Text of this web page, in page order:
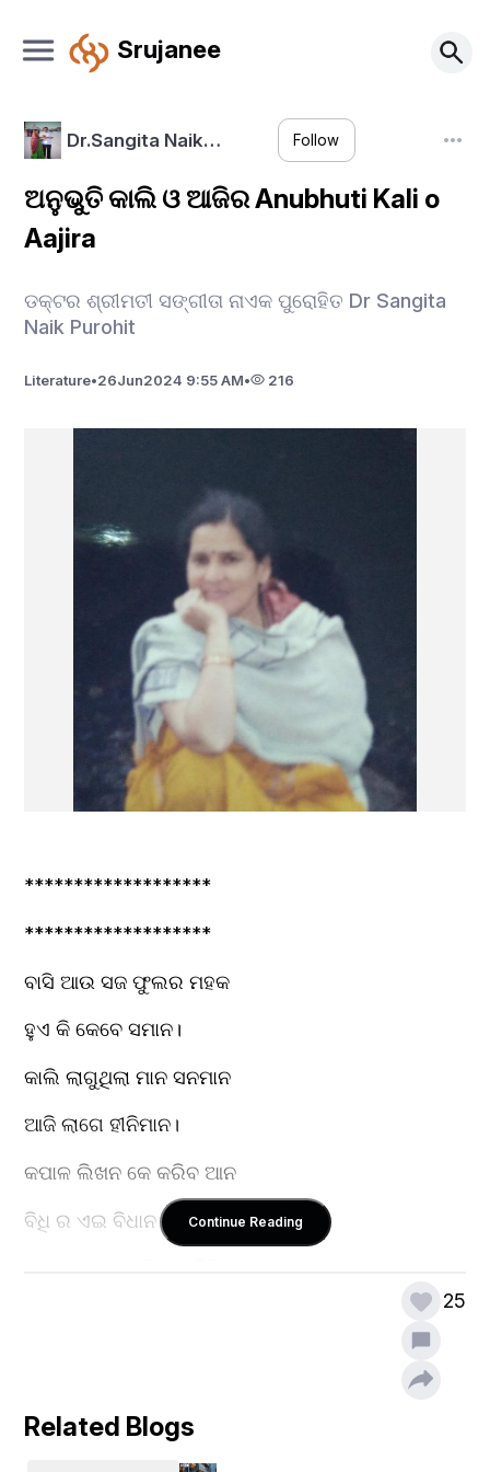
Srujanee
Dr.Sangita Naik… Follow
ଅନୁଭୁତି କାଲି ଓ ଆଜିର Anubhuti Kali o
Aajira
ଡକ୍ଟର ଶ୍ରୀମତୀ ସଙ୍ଗୀତା ନାଏକ ପୁରୋହିତ Dr Sangita
Naik Purohit
Literature•26Jun2024 9:55 AM• 216
*******************
*******************
ବାସି ଆଉ ସଜ ଫୁଲର ମହକ
ହୁଏ କି କେବେ ସମାନ।
କାଲି ଲାଗୁଥିଲା ମାନ ସନମାନ
ଆଜି ଲାଗେ ହୀନିମାନ।
କପାଳ ଲିଖନ କେ କରିବ ଆନ
ବିଧି ର ଏଇ ବିଧାନ।
ଲେଖନୀ ମୁଁ ଧରିଥିଲି।
ସରଳ ମନରେ ଲେଖୁ ଲେଖୁ
Continue Reading
25
Related Blogs